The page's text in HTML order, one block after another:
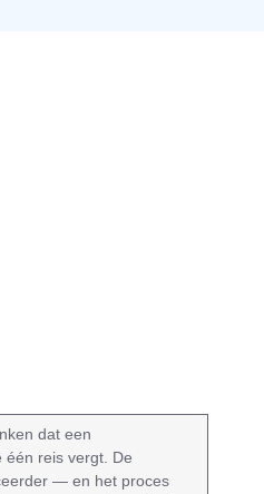
dat een
één reis vergt. De
— en het proces